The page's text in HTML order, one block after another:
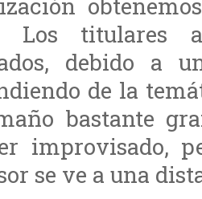
Los titulares
debido a
de la
bastante
improvisado,
se ve a una